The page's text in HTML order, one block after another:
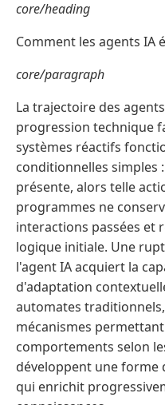
core/heading
Comment les agents IA
core/paragraph
La trajectoire des
progression technique
systèmes réactifs
conditionnelles simples
présente, alors telle
programmes ne
interactions passées et
logique initiale. Une
l'agent IA acquiert la
d'adaptation
automates
mécanismes
comportements selon
développent une forme
qui enrichit